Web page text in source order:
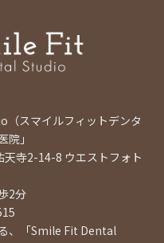
スマイルフィットデンタ
」
寺2-14-8 ウエストフォト
2分
、「Smile Fit Dental